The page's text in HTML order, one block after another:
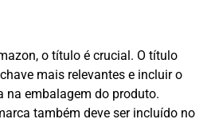
o título é crucial. O título
mais relevantes e incluir o
na embalagem do produto.
também deve ser incluído no